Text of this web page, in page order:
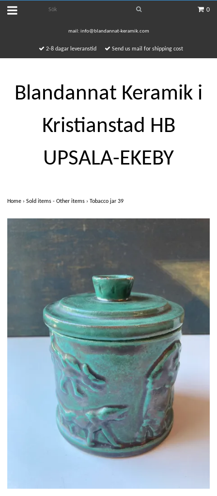
0
mail: info@blandannat-keramik.com
2-8 dagar leveranstid Send us mail for shipping cost
Blandannat Keramik i
Kristianstad HB
UPSALA-EKEBY
Home › Sold items - Other items › Tobacco jar 39